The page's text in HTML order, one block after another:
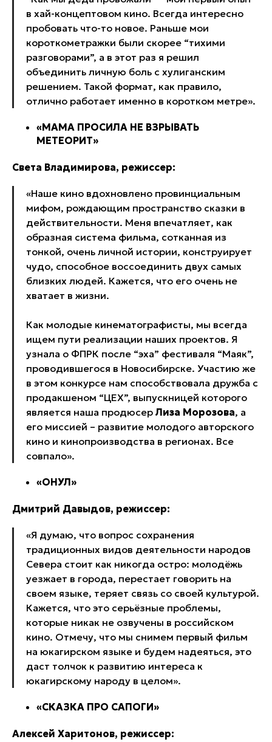
в хай-концептовом кино. Всегда интересно
пробовать что-то новое. Раньше мои
короткометражки были скорее “тихими
разговорами”, а в этот раз я решил
объединить личную боль с хулиганским
решением. Такой формат, как правило,
отлично работает именно в коротком метре».
«МАМА ПРОСИЛА НЕ ВЗРЫВАТЬ
МЕТЕОРИТ»
Света Владимирова, режиссер:
«Наше кино вдохновлено провинциальным
мифом, рождающим пространство сказки в
действительности. Меня впечатляет, как
образная система фильма, сотканная из
тонкой, очень личной истории, конструирует
чудо, способное воссоединить двух самых
близких людей. Кажется, что его очень не
хватает в жизни.
Как молодые кинематографисты, мы всегда
ищем пути реализации наших проектов. Я
узнала о ФПРК после “эха” фестиваля “Маяк”,
проводившегося в Новосибирске. Участию же
в этом конкурсе нам способствовала дружба с
продакшеном “ЦЕХ”, выпускницей которого
является наша продюсер Лиза Морозова, а
его миссией – развитие молодого авторского
кино и кинопроизводства в регионах. Все
совпало».
«ОНУЛ»
Дмитрий Давыдов, режиссер:
«Я думаю, что вопрос сохранения
традиционных видов деятельности народов
Севера стоит как никогда остро: молодёжь
уезжает в города, перестает говорить на
своем языке, теряет связь со своей культурой.
Кажется, что это серьёзные проблемы,
которые никак не озвучены в российском
кино. Отмечу, что мы снимем первый фильм
на юкагирском языке и будем надеяться, это
даст толчок к развитию интереса к
юкагирскому народу в целом».
«СКАЗКА ПРО САПОГИ»
Алексей Харитонов, режиссер: